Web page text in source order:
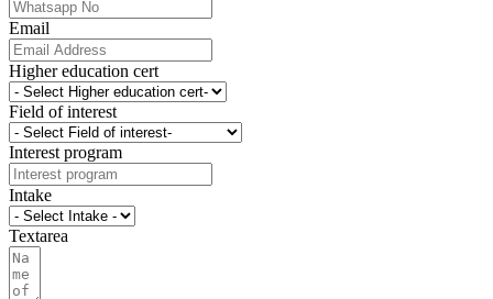
Email
Higher education cert
Field of interest
Interest program
Intake
Textarea